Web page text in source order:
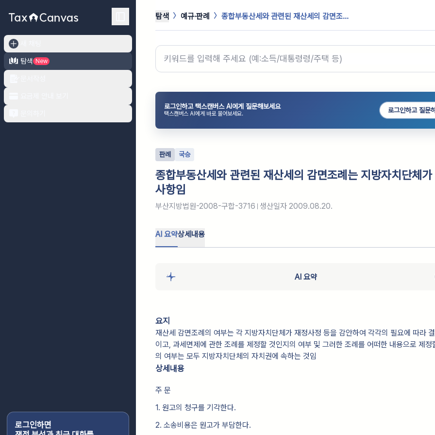
탐색
New
로그인하면
탐색 예규·판례 종합부동산세와 관련된 재산세의 감면조...
로그인하고 택스캔버스 AI에게 질문해보세요
택스캔버스 AI에게 바로 물어보세요. 로그인하고 질문
판례 국승
종합부동산세와 관련된 재산세의 감면조례는 지방자치단체
사항임
부산지방법원-2008-구합-3716 생산일자 2009.08.20.
AI 요약상세내용
AI 요약
요지
재산세 감면조례의 여부는 각 지방자치단체가 재정사정 등을 감안하여 각각의 필요에 따라
이고, 과세면제에 관한 조례를 제정할 것인지의 여부 및 그러한 조례를 어떠한 내용으로 제정
의 여부는 모두 지방자치단체의 자치권에 속하는 것임
상세내용
주 문
1. 원고의 청구를 기각한다.
2. 소송비용은 원고가 부담한다.